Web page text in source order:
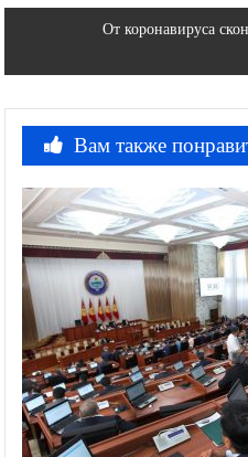
записямОт коронавируса
Вам также